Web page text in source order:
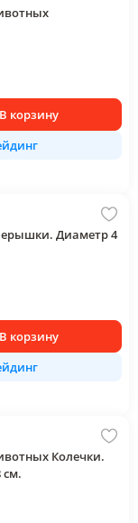
В корзину
Диаметр 4
В корзину
Колечки.
см.